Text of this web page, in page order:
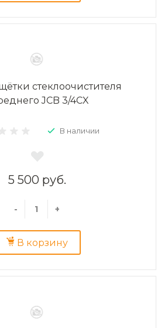
стеклоочистителя
JCB 3/4CX
В наличии
5 500 руб.
- +
В корзину